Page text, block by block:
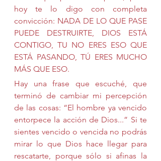
hoy te lo digo con completa
convicción: NADA DE LO QUE PASE
PUEDE DESTRUIRTE, DIOS ESTÁ
CONTIGO, TU NO ERES ESO QUE
ESTÁ PASANDO, TÚ ERES MUCHO
MÁS QUE ESO.
Hay una frase que escuché, que
terminó de cambiar mi percepción
de las cosas: “El hombre ya vencido
entorpece la acción de Dios...” Si te
sientes vencido o vencida no podrás
mirar lo que Dios hace llegar para
rescatarte, porque sólo si afinas la